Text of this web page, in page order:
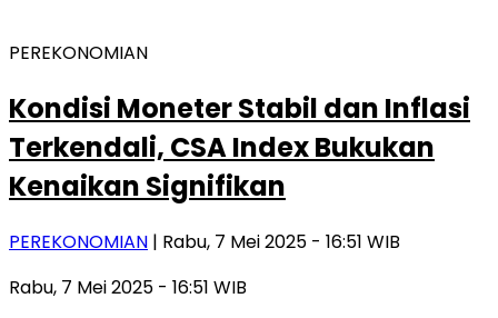
PEREKONOMIAN
Kondisi Moneter Stabil dan Inflasi
Terkendali, CSA Index Bukukan
Kenaikan Signifikan
PEREKONOMIAN | Rabu, 7 Mei 2025 - 16:51 WIB
Rabu, 7 Mei 2025 - 16:51 WIB